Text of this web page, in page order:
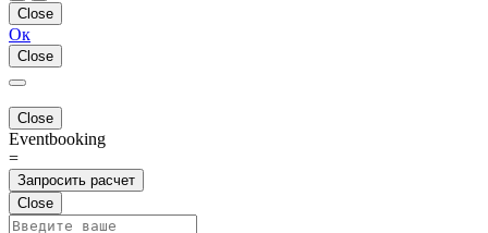
Close
Ок
Close
Close
Eventbooking
=
Запросить расчет
Close